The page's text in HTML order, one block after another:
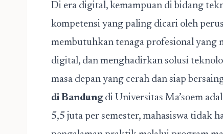
Di era digital, kemampuan di bidang
kompetensi yang paling dicari oleh
membutuhkan tenaga profesional yang
digital, dan menghadirkan solusi
masa depan yang cerah dan siap
di Bandungdi Universitas Ma’soem
5,5 juta per semester, mahasiswa tidak